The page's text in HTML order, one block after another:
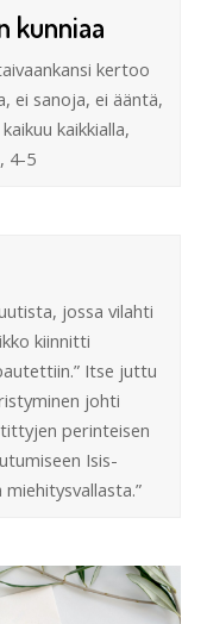
kunniaa
kertoo
ei sanoja, ei ääntä,
kaikkialla,
4-5
jossa vilahti
kiinnitti
Itse juttu
johti
perinteisen
Isis-